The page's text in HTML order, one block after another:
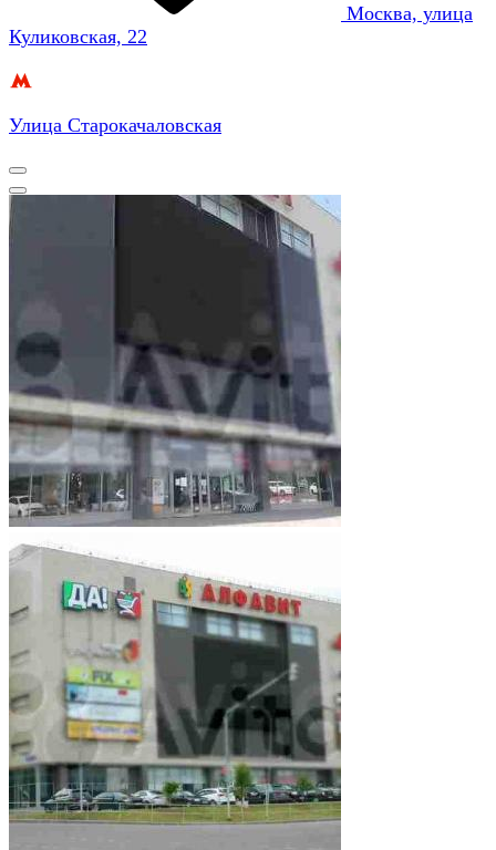
Москва, улица
Куликовская, 22
Улица Старокачаловская